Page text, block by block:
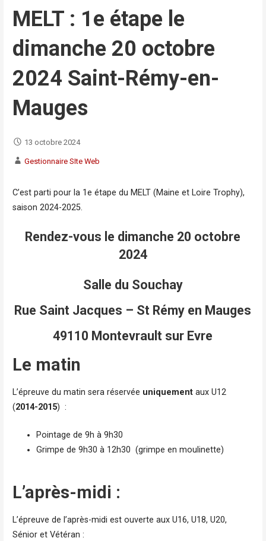
MELT : 1e étape le
dimanche 20 octobre
2024 Saint-Rémy-en-
Mauges
13 octobre 2024
Gestionnaire SIte Web
C’est parti pour la 1e étape du MELT (Maine et Loire Trophy),
saison 2024-2025.
Rendez-vous le dimanche 20 octobre
2024
Salle du Souchay
Rue Saint Jacques – St Rémy en Mauges
49110 Montevrault sur Evre
Le matin
L’épreuve du matin sera réservée uniquementaux U12
(2014-2015) :
Pointage de 9h à 9h30
Grimpe de 9h30 à 12h30 (grimpe en moulinette)
L’après-midi :
L’épreuve de l’après-midi est ouverte aux U16, U18, U20,
Sénior et Vétéran :